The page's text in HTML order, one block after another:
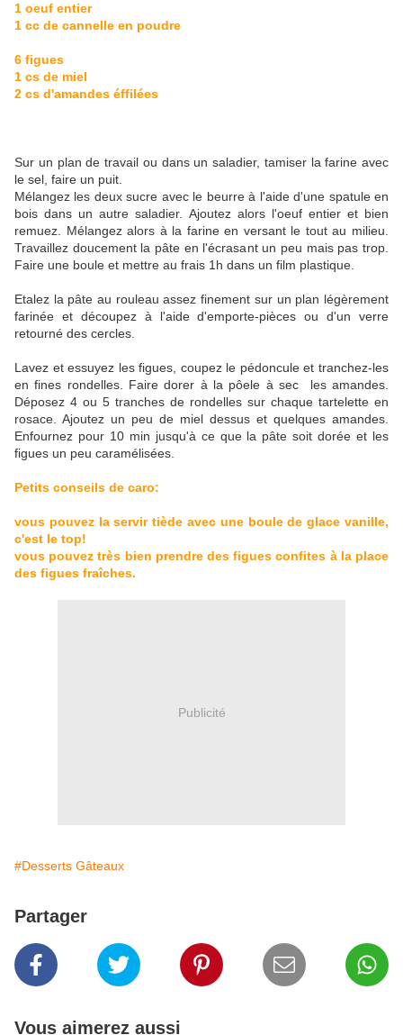
1 oeuf entier
1 cc de cannelle en poudre
6 figues
1 cs de miel
2 cs d'amandes éffilées
Sur un plan de travail ou dans un saladier, tamiser la farine avec
le sel, faire un puit.
Mélangez les deux sucre avec le beurre à l'aide d'une spatule en
bois dans un autre saladier. Ajoutez alors l'oeuf entier et bien
remuez. Mélangez alors à la farine en versant le tout au milieu.
Travaillez doucement la pâte en l'écrasant un peu mais pas trop.
Faire une boule et mettre au frais 1h dans un film plastique.
Etalez la pâte au rouleau assez finement sur un plan légèrement
farinée et découpez à l'aide d'emporte-pièces ou d'un verre
retourné des cercles.
Lavez et essuyez les figues, coupez le pédoncule et tranchez-les
en fines rondelles. Faire dorer à la pôele à sec les amandes.
Déposez 4 ou 5 tranches de rondelles sur chaque tartelette en
rosace. Ajoutez un peu de miel dessus et quelques amandes.
Enfournez pour 10 min jusqu'à ce que la pâte soit dorée et les
figues un peu caramélisées.
Petits conseils de caro:
vous pouvez la servir tiède avec une boule de glace vanille,
c'est le top!
vous pouvez très bien prendre des figues confites à la place
des figues fraîches.
Publicité
#Desserts Gâteaux
Partager
Vous aimerez aussi